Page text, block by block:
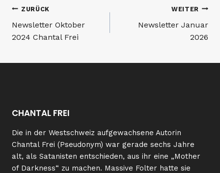
Beitragsnavigation
ZURÜCK
Newsletter Oktober
2024 Chantal Frei
WEITER
Newsletter Januar
2026
CHANTAL FREI
Die in der Westschweiz aufgewachsene Autorin
Chantal Frei (Pseudonym) war gerade sechs Jahre
alt, als Satanisten entschieden, aus ihr eine „Mother
of Darkness“ zu machen. Massive Folter hatte sie